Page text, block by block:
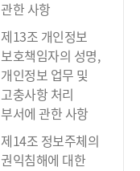
관한 사항
제13조 개인정보
보호책임자의 성명,
개인정보 업무 및
고충사항 처리
부서에 관한 사항
제14조 정보주체의
권익침해에 대한